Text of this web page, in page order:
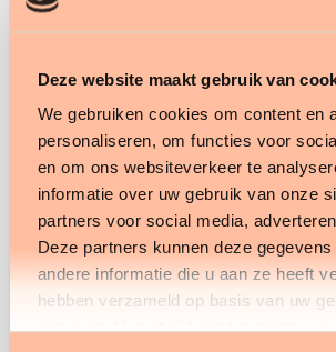
Deze website maakt gebruik van
We gebruiken cookies om content en
personaliseren, om functies voor
en om ons websiteverkeer te
informatie over uw gebruik van onze
partners voor social media,
Deze partners kunnen deze
andere informatie die u aan ze heeft
hebben verzameld op basis van uw
services. U gaat akkoord met onze
buiten hun eigen
Wijkverpleging
Om de doorstroom van cliënten
organisatie (het zorgpad) beter
willen we onze wijkverpleging ook
bij Fierit. Zowel onze intramurale-
afdeling kan dan werken volgens
komt de kwaliteit van de zorg ten
meer synergie binnen de